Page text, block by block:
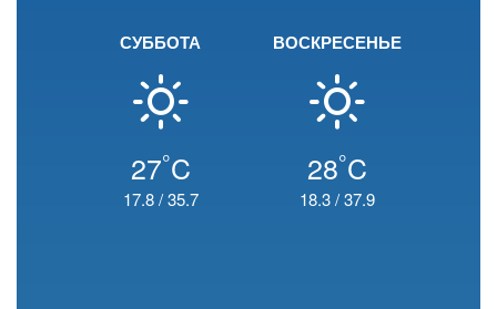
СУББОТА
27°C
17.8/35.7
ВОСКРЕСЕНЬЕ
28°C
18.3/37.9